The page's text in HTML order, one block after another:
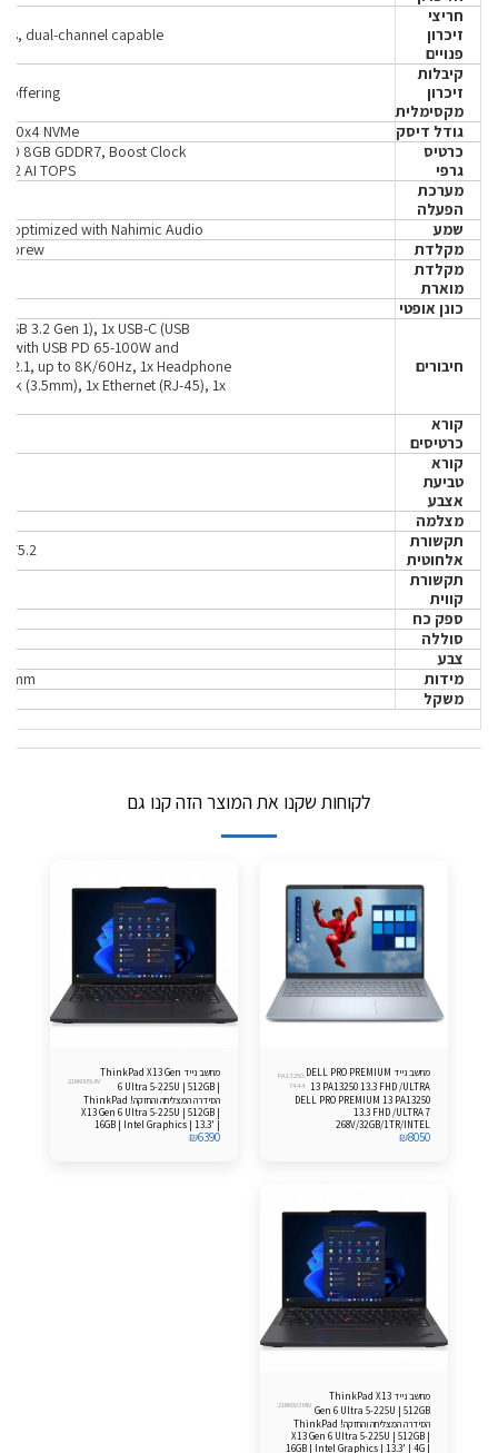
חריצי
זיכרון
פנויים
dual-channel capable
קיבלות
זיכרון
מקסימלית
offering
גודל דיסק
4.0x4 NVMe
כרטיס
גרפי
8GB GDDR7, Boost Clock
AI TOPS
מערכת
הפעלה
שמע
optimized with Nahimic Audio
מקלדת
מקלדת
מוארת
כונן אופטי
חיבורים
3.2 Gen 1), 1x USB-C (USB
with USB PD 65-100W and
2.1, up to 8K/60Hz, 1x Headphone
(3.5mm), 1x Ethernet (RJ-45), 1x
קורא
כרטיסים
קורא
טביעת
אצבע
מצלמה
תקשורת
אלחוטית
תקשורת
קווית
ספק כח
סוללה
צבע
מידות
mm
משקל
לקוחות שקנו את המוצר הזה קנו גם
מחשב נייד DELL PRO PREMIUM
13 PA13250 13.3 FHD /ULTRA
7 268V/32GB/1TB
PA13250-
7444
DELL PRO PREMIUM 13 PA13250
13.3 FHD /ULTRA 7
268V/32GB/1TR/INTEL
HD/FP/LKB/3C/WIN11PRO/3YOS
₪8050
מחשב נייד ThinkPad X13 Gen
6 Ultra 5-225U | 512GB |
16GB Windows 11 Pro
21RK005UIV
הסידרה המצליחה והחזקה! ThinkPad
X13 Gen 6 Ultra 5-225U | 512GB |
16GB | Intel Graphics | 13.3' |
Windows 11 Pro
₪6390
מחשב נייד ThinkPad X13
Gen 6 Ultra 5-225U | 512GB
| 16GB Windows 11 Pro
21RK003MIV
הסידרה המצליחה והחזקה! ThinkPad
X13 Gen 6 Ultra 5-225U | 512GB |
16GB | Intel Graphics | 13.3' | 4G |